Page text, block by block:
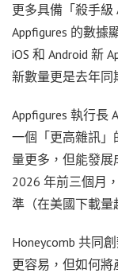
更多具備「殺手級
Appfigures 的數據
iOS 和 Android 新
新數量更是去年同
Appfigures 執行長
一個「更高雜訊」
量更多，但能發展
2026 年前三個月
準（在美國下載量
Honeycomb 共同
更容易，但如何將